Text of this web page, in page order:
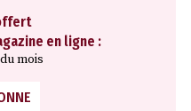
en ligne :
mois